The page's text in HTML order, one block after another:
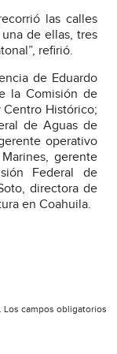
las calles
de ellas, tres
refirió.
de Eduardo
la Comisión de
Centro Histórico;
de Aguas de
operativo
gerente
Federal de
directora de
en Coahuila.
Los campos obligatorios